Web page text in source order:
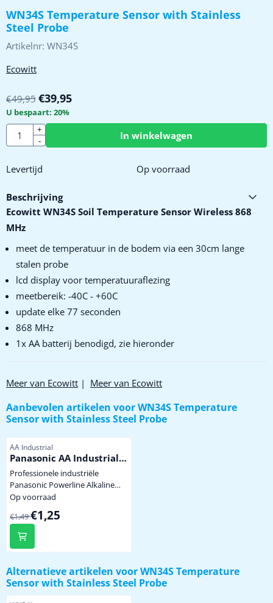
WN34S Temperature Sensor with Stainless
Steel Probe
Artikelnr: WN34S
Ecowitt
€49,95 €39,95
U bespaart: 20%
Aantal
+
-
In winkelwagen
Levertijd Op voorraad
Beschrijving
Ecowitt WN34S Soil Temperature Sensor Wireless 868
MHz
meet de temperatuur in de bodem via een 30cm lange
stalen probe
lcd display voor temperatuuraflezing
meetbereik: -40C - +60C
update elke 77 seconden
868 MHz
1x AA batterij benodigd, zie hieronder
Meer van Ecowitt | Meer van Ecowitt
Aanbevolen artikelen voorWN34S Temperature
Sensor with Stainless Steel Probe
Artikelnummer
AA Industrial
Panasonic AA Industrial
Powerline
Professionele industriële
Panasonic Powerline Alkaline
batterij met hoge capaciteit dus
Niet te koop in de winkel. penlite
Op voorraad
Van 1,49 voor 1,25
€1,49€1,25
Alternatieve artikelen voorWN34S Temperature
Sensor with Stainless Steel Probe